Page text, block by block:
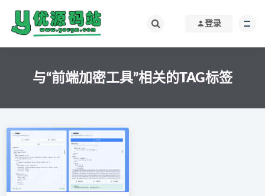
登录
与“前端加密工具”相关的TAG标签